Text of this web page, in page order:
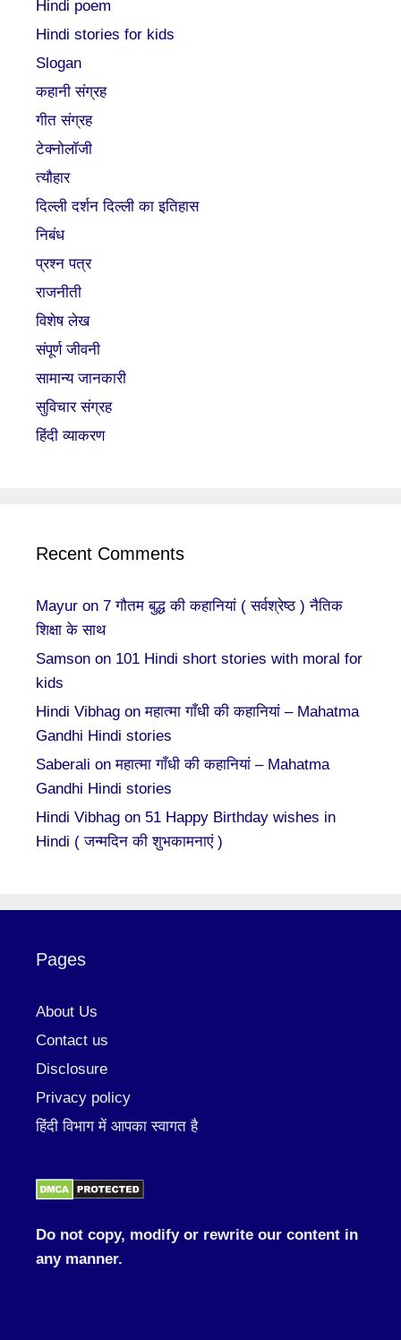
Hindi poem
Hindi stories for kids
Slogan
कहानी संग्रह
गीत संग्रह
टेक्नोलॉजी
त्यौहार
दिल्ली दर्शन दिल्ली का इतिहास
निबंध
प्रश्न पत्र
राजनीती
विशेष लेख
संपूर्ण जीवनी
सामान्य जानकारी
सुविचार संग्रह
हिंदी व्याकरण
Recent Comments
Mayur on 7 गौतम बुद्ध की कहानियां ( सर्वश्रेष्ठ ) नैतिक
शिक्षा के साथ
Samson on 101 Hindi short stories with moral for
kids
Hindi Vibhag onमहात्मा गाँधी की कहानियां – Mahatma
Gandhi Hindi stories
Saberali onमहात्मा गाँधी की कहानियां – Mahatma
Gandhi Hindi stories
Hindi Vibhag on 51 Happy Birthday wishes in
Hindi ( जन्मदिन की शुभकामनाएं )
Pages
About Us
Contact us
Disclosure
Privacy policy
हिंदी विभाग में आपका स्वागत है
Do not copy, modify or rewrite our content in
any manner.